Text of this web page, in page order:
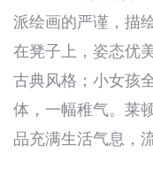
派绘画的严谨，描
在凳子上，姿态优
古典风格；小女孩
体，一幅稚气。莱
品充满生活气息，